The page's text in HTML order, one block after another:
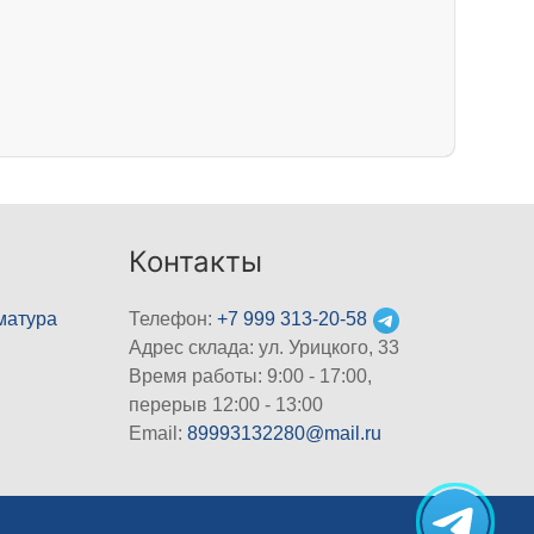
Контакты
Телефон:+7 999 313-20-58
Адрес склада: ул. Урицкого, 33
Время работы: 9:00 - 17:00,
перерыв 12:00 - 13:00
Email:89993132280@mail.ru